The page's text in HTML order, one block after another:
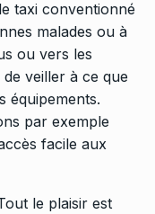
taxi conventionné
malades ou à
ou vers les
veiller à ce que
équipements.
par exemple
facile aux
le plaisir est